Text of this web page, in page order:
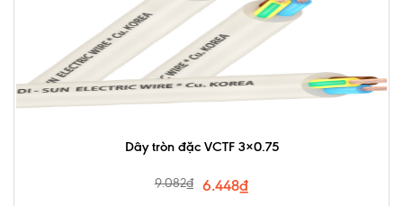
Dây tròn đặc VCTF 3×0.75
9.082₫ 6.448₫